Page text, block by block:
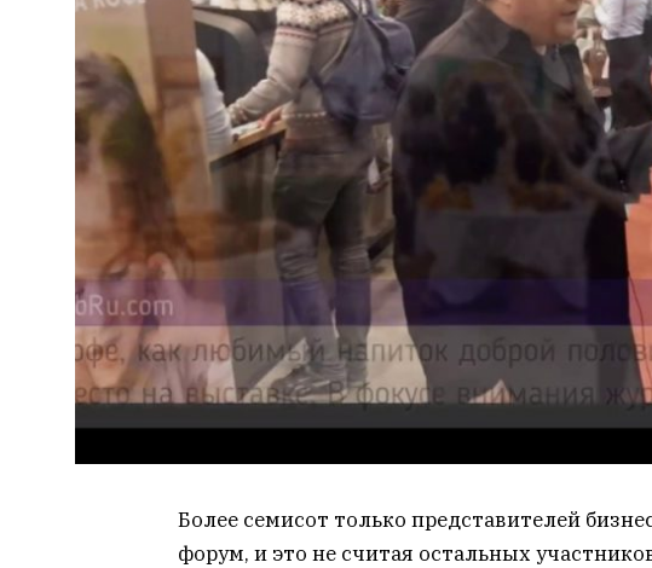
Более семисот только представителей
форум, и это не считая остальных